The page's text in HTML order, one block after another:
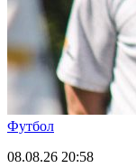
Футбол
08.08.26 20:58